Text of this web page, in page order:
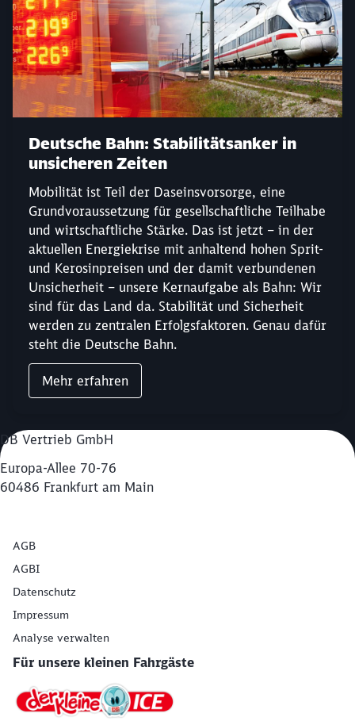
Deutsche Bahn: Stabilitätsanker in
unsicheren Zeiten
Mobilität ist Teil der Daseinsvorsorge, eine
Grundvoraussetzung für gesellschaftliche Teilhabe
und wirtschaftliche Stärke. Das ist jetzt – in der
aktuellen Energiekrise mit anhaltend hohen Sprit-
und Kerosinpreisen und der damit verbundenen
Unsicherheit – unsere Kernaufgabe als Bahn: Wir
sind für das Land da. Stabilität und Sicherheit
werden zu zentralen Erfolgsfaktoren. Genau dafür
steht die Deutsche Bahn.
Mehr erfahren
DB Vertrieb GmbH
Europa-Allee 70-76
60486 Frankfurt am Main
AGB
AGBI
Datenschutz
Impressum
Analyse verwalten
Für unsere kleinen Fahrgäste